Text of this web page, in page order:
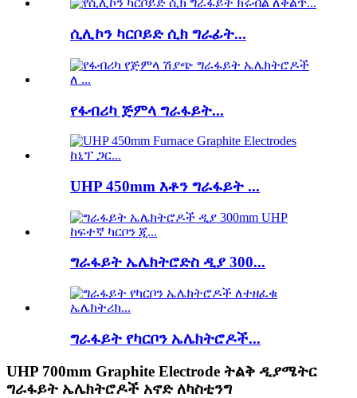
ሲሊኮን ካርቦይድ ሲክ ግራፊት...
የፋብሪካ ጅምላ ግራፋይት...
UHP 450mm እቶን ግራፋይት ...
ግራፋይት ኤሌክትሮድስ ዲያ 300...
ግራፋይት የካርቦን ኤሌክትሮዶች...
UHP 700mm Graphite Electrode ትልቅ ዲያሜትር
ግራፋይት ኤሌክትሮዶች አኖድ ለካስቲንግ